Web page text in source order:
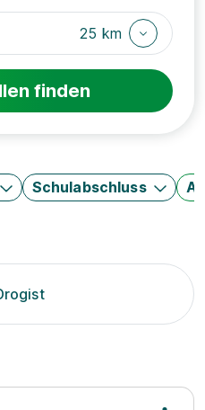
25 km
finden
Schulabschluss